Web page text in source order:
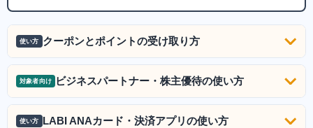
使い方 クーポンとポイントの受け取り方
対象者向け ビジネスパートナー・株主優待の使い方
使い方 LABI ANAカード・決済アプリの使い方